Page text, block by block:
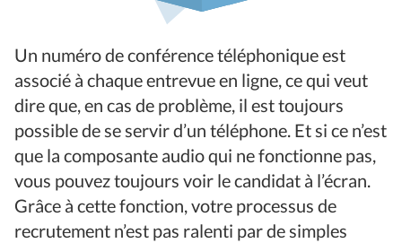
Un numéro de conférence téléphonique est
associé à chaque entrevue en ligne, ce qui veut
dire que, en cas de problème, il est toujours
possible de se servir d’un téléphone. Et si ce n’est
que la composante audio qui ne fonctionne pas,
vous pouvez toujours voir le candidat à l’écran.
Grâce à cette fonction, votre processus de
recrutement n’est pas ralenti par de simples